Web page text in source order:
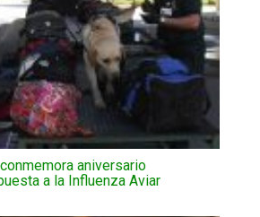
aniversario
a la Influenza Aviar